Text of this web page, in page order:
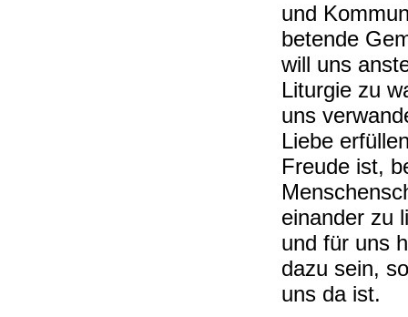
und
betende
will uns
Liturgie zu
uns
Liebe
Freude ist,
einander zu
und für uns
dazu sein,
uns da ist.